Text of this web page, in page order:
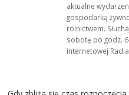
aktualne
gospodarką
rolnictwem.
sobotę po godz.
internetowej